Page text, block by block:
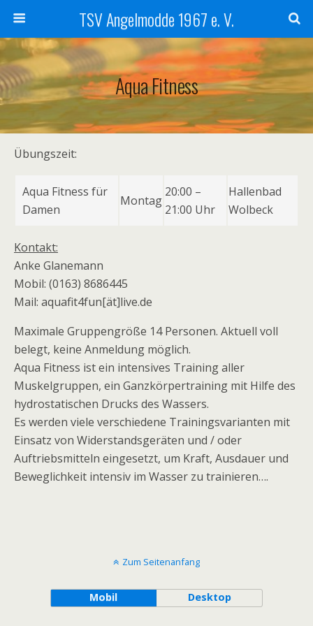
TSV Angelmodde 1967 e. V.
Aqua Fitness
Übungszeit:
Aqua Fitness für
Damen
Montag
20:00 –
21:00 Uhr
Hallenbad
Wolbeck
Kontakt:
Anke Glanemann
Mobil: (0163) 8686445
Mail: aquafit4fun[ät]live.de
Maximale Gruppengröße 14 Personen. Aktuell voll
belegt, keine Anmeldung möglich.
Aqua Fitness ist ein intensives Training aller
Muskelgruppen, ein Ganzkörpertraining mit Hilfe des
hydrostatischen Drucks des Wassers.
Es werden viele verschiedene Trainingsvarianten mit
Einsatz von Widerstandsgeräten und / oder
Auftriebsmitteln eingesetzt, um Kraft, Ausdauer und
Beweglichkeit intensiv im Wasser zu trainieren….
Zum Seitenanfang
Mobil Desktop